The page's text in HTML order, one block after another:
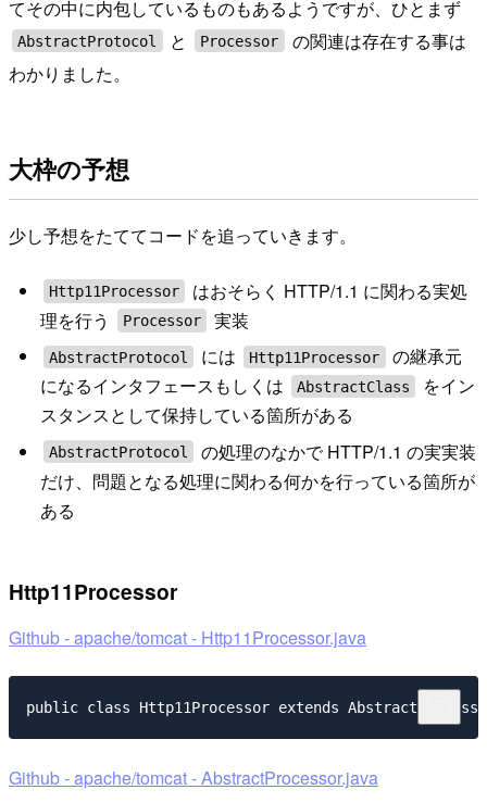
てその中に内包しているものもあるようですが、ひとまず
AbstractProtocol と Processor
の関連は存在する事は
わかりました。
大枠の予想
少し予想をたててコードを追っていきます。
Http11Processor
はおそらく HTTP/1.1 に関わる実処
理を行う
Processor 実装
AbstractProtocol には Http11Processor
の継承元
になるインタフェースもしくは
AbstractClass
をイン
スタンスとして保持している箇所がある
AbstractProtocol
の処理のなかで HTTP/1.1 の実実装
だけ、問題となる処理に関わる何かを行っている箇所が
ある
Http11Processor
Github - apache/tomcat - Http11Processor.java
Github - apache/tomcat - AbstractProcessor.java